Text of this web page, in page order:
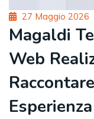
Posted
on
27 Maggio 2026
Magaldi
Web